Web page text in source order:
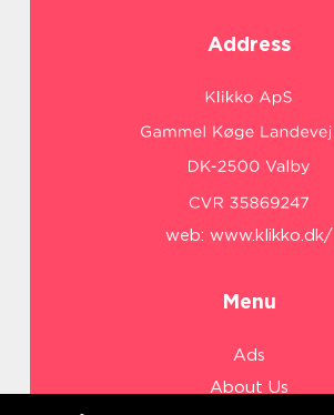
Address
web: www.klikko.dk/
Menu
Ads
About Us